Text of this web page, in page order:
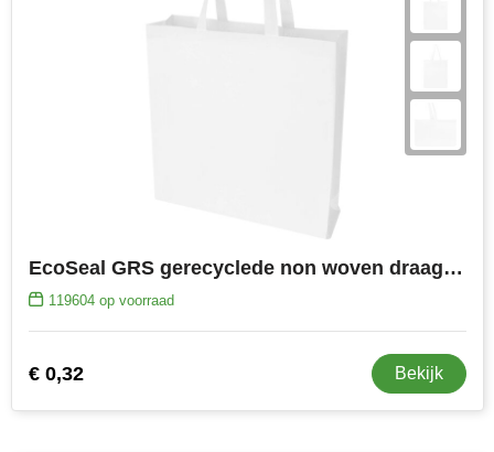
EcoSeal GRS gerecyclede non woven draagtas 12 l
119604op voorraad
€ 0,32 Bekijk